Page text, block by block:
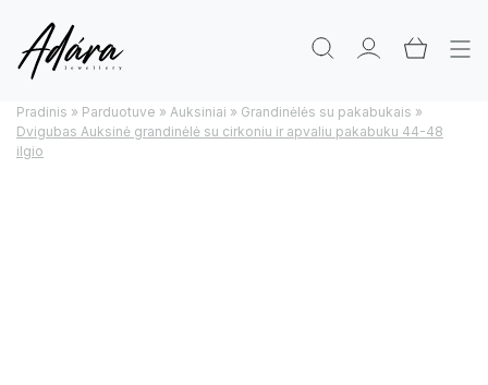
Pradinis » Parduotuve » Auksiniai » Grandinėlės su pakabukais »
Dvigubas Auksinė grandinėlė su cirkoniu ir apvaliu pakabuku 44-48
ilgio